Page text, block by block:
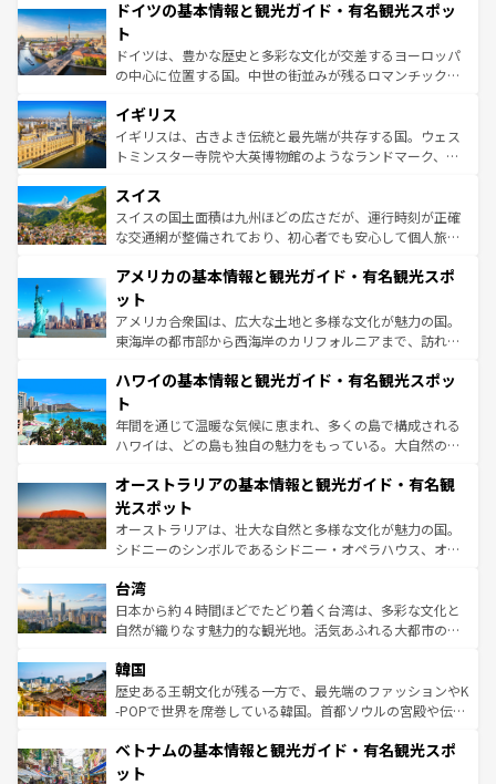
せる。地方によって風土や気候が異なるスペインはその個
ンテンツ一覧 を参照してほしい。
で、幅広い魅力が詰まっている。華麗な宮殿、歴史的な大
聖堂、美しいビーチ、そして豊かな自然が、訪れる者を心
から魅了する。また、フランスは美食の国としても知ら
れ、フランス料理はユネスコ無形文化遺産にも登録されて
香り高いラベンダー畑など、多彩な楽しみ方が可能だ。さ
らに、パリ以外の地域にも魅力が溢れており、どの街角に
も豊かな歴史と文化が息づいている。パリ以外の個性あふ
を参照してほしい。
ドイツの基本情報と観光ガイド・有名観光スポッ
ト
ドイツは、豊かな歴史と多彩な文化が交差するヨーロッパ
の中心に位置する国。中世の街並みが残るロマンチック街
顔を持つこの国は、どこを歩いても飽きることがない。ベ
ルリンの文化的活気、バイエルン州のアルプスの絶景、そ
してライン川沿いのワイン畑といった風景は必見。ビール
は、お酒好きな人にはぜひ体験してほしい。 なお、新着の
ドイツ情報はコンテンツ一覧を参照してほしい。
イギリス
イギリスは、古きよき伝統と最先端が共存する国。ウェス
トミンスター寺院や大英博物館のようなランドマーク、歴
リアごとに異なる魅力がある。また、優雅なアフタヌーン
ティー、ビール好きにはたまらない英国パブ、サッカー観
戦など、本場だからこそできる体験も豊富。イギリスを旅
ンツ一覧を参照してほしい。
スイス
スイスの国土面積は九州ほどの広さだが、運行時刻が正確
な交通網が整備されており、初心者でも安心して個人旅行
の建物がそのまま残る町や、スイスならではのユニークな
博物館もあり、アルプス観光だけでなく町歩きも満喫する
ことができる。国民の所得が高いため物価も高いが、旅行
者向けの交通パス提供のサービスもあり、うまく活用すれ
着のスイス情報はコンテンツ一覧を参照してほしい。
アメリカの基本情報と観光ガイド・有名観光スポ
ット
アメリカ合衆国は、広大な土地と多様な文化が魅力の国。
東海岸の都市部から西海岸のカリフォルニアまで、訪れる
のような巨大都市は、観光、ショッピング、エンターテイ
ンメントが詰まった刺激的なスポットだ。一方、アメリカ
西部には大自然が広がり、グランドキャニオンやイエロー
ストーン国立公園といった絶景が堪能できる。さらに、南
文化が魅力。旅行者はアメリカの各地域で異なる魅力を楽
しみながら、その多様性と豊かな歴史を感じることができ
るだろう。車でのロードトリップや列車の旅も、アメリカ
ならではの贅沢な旅のスタイルだ。 なお、新着のアメリカ
情報は コンテンツ一覧 を参照してほしい。
ハワイの基本情報と観光ガイド・有名観光スポッ
ト
年間を通じて温暖な気候に恵まれ、多くの島で構成される
ハワイは、どの島も独自の魅力をもっている。大自然の神
ワイ島は見逃せない。また、定番の観光地といえばオアフ
島だが、静かな自然を求めるならマウイ島やカウアイ島が
おすすめ。エメラルドグリーンに輝く海をはじめ、豊かな
文化や歴史が息づいている。「アロハスピリット」と呼ば
人々、おいしいローカルフードやハワイアンミュージッ
ク、伝統的なフラダンスなど、すべてがハワイの魅力を彩
っている。訪れるたびに新しい発見と感動が待っているハ
はコンテンツ一覧
オーストラリアの基本情報と観光ガイド・有名観
光スポット
オーストラリアは、壮大な自然と多様な文化が魅力の国。
シドニーのシンボルであるシドニー・オペラハウス、オー
リアリーフや大陸中央部にそびえるウルル（エアーズロッ
ク）、タスマニアの美しい原生林やケアンズの熱帯雨林な
ど、見どころがたくさん。また、カフェやワイン、オージ
いる。アクティビティも充実しており、サーフィンやダイ
ビング、ハイキングなど、アウトドア好きにはたまらな
い。オーストラリアの多彩な魅力を存分に味わいつくそ
参照してほしい。
台湾
日本から約４時間ほどでたどり着く台湾は、多彩な文化と
自然が織りなす魅力的な観光地。活気あふれる大都市の台
ン）、静ひつな山岳地帯である台湾東部など、都市の喧騒
と山間の静けさが共存しており、訪れる人に新しい発見と
驚きをもたらしてくれる。また、奥深い台湾の食文化も魅
容にもいいと評判のスイーツなど、バラエティ豊かな料理
韓国
歴史ある王朝文化が残る一方で、最先端のファッションやK
-POPで世界を席巻している韓国。首都ソウルの宮殿や伝統
き、地方に足を延ばせば四季折々の自然美を楽しむことが
できる。そして、キムチや焼肉、絶品のストリートフード
ベトナムの基本情報と観光ガイド・有名観光スポ
ット